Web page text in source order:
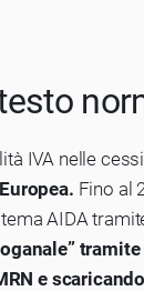
IVA nelle
Fino al
AIDA
tramite
e